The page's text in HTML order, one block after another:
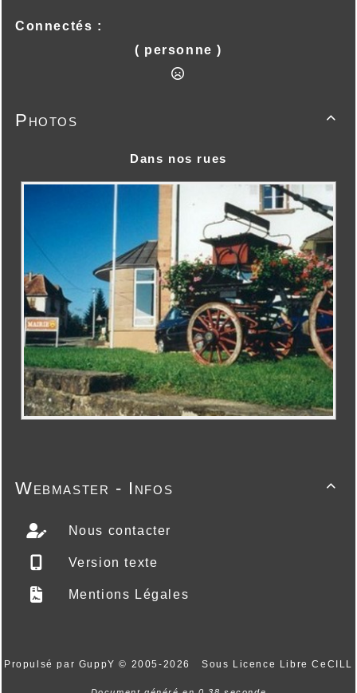
Connectés :
( personne )

Photos
Dans nos rues

Webmaster - Infos
Nous contacter
Version texte
Mentions Légales
Propulsé par GuppY© 2005-2026 Sous Licence Libre CeCILL